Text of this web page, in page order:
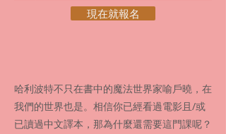
現在就報名
哈利波特不只在書中的魔法世界家喻戶曉，在
我們的世界也是。相信你已經看過電影且/或
已讀過中文譯本，那為什麼還需要這門課呢？